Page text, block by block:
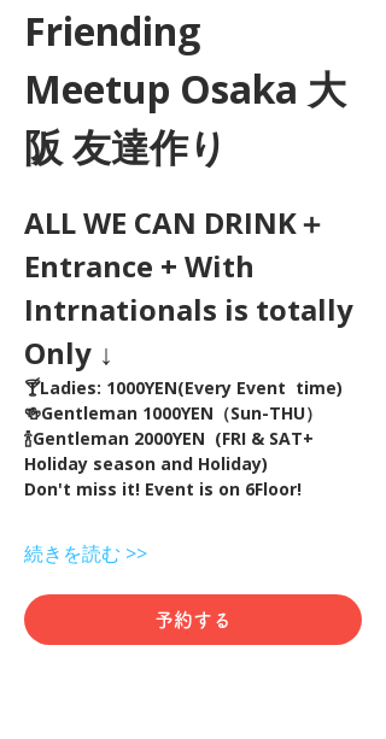
Friending
Meetup Osaka 大
阪 友達作り
ALL WE CAN DRINK＋
Entrance + With
Intrnationals is totally
Only ↓
🍸Ladies: 1000YEN(Every Event  time)
🍻Gentleman 1000YEN（Sun-THU）
🍾Gentleman 2000YEN  (FRI & SAT+
Holiday season and Holiday)
Don't miss it! Event is on 6Floor!
続きを読む >>
予約する